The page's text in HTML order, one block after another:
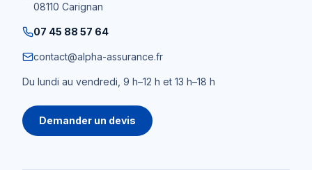
08110 Carignan
07 45 88 57 64
contact@alpha-assurance.fr
Du lundi au vendredi, 9 h–12 h et 13 h–18 h
Demander un devis